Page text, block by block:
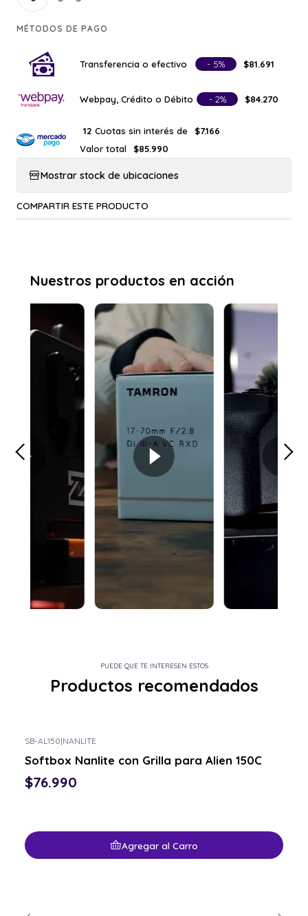
MÉTODOS DE PAGO
Transferencia o efectivo - 5% $81.691
Webpay, Crédito o Débito - 2% $84.270
12 Cuotas sin interés de
$7.166
Valor total
$85.990
Mostrar stock de ubicaciones
COMPARTIR ESTE PRODUCTO
PUEDE QUE TE INTERESEN ESTOS
Productos recomendados
SB-AL150|NANLITE
Softbox Nanlite con Grilla para Alien 150C
$76.990
Agregar al Carro